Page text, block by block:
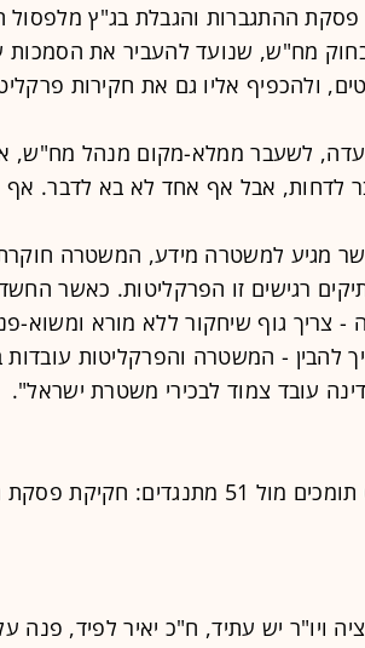
פסקת ההתגברות והגבלת בג"ץ מלפסול
מח"ש, שנועד להעביר את הסמכות
ולהכפיף אליו גם את חקירות
לשעבר ממלא-מקום מנהל מח"ש,
לדחות, אבל אף אחד לא בא לדבר.
מגיע למשטרה מידע, המשטרה
רגישים זו הפרקליטות. כאשר
- צריך גוף שיחקור ללא מורא ומשוא-
להבין - המשטרה והפרקליטות
עובד צמוד לבכירי משטרת ישראל".
ברוב של 62 תומכים מול 51
ויו"ר יש עתיד, ח"כ יאיר לפיד,